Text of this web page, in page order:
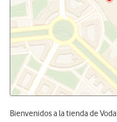
Bienvenidos a la tienda de